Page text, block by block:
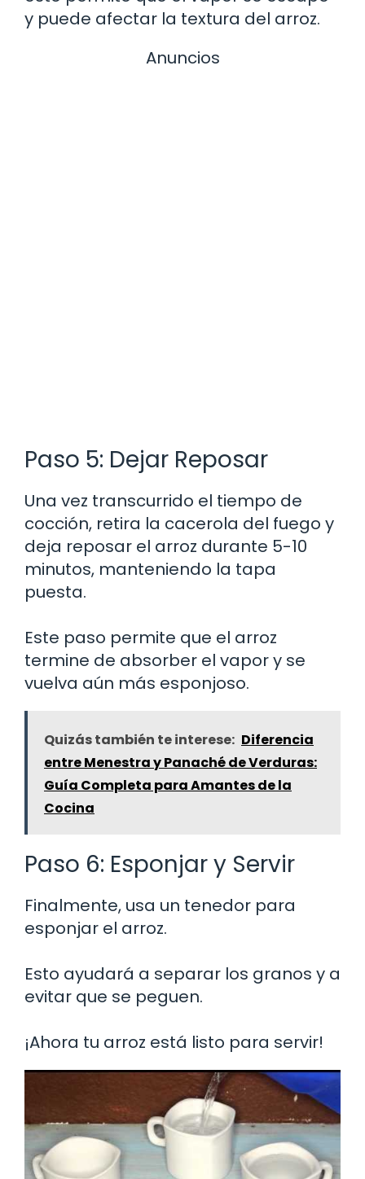
y puede afectar la textura del arroz.
Anuncios
Paso 5: Dejar Reposar
Una vez transcurrido el tiempo de
cocción, retira la cacerola del fuego y
deja reposar el arroz durante 5-10
minutos, manteniendo la tapa
puesta.
Este paso permite que el arroz
termine de absorber el vapor y se
vuelva aún más esponjoso.
Quizás también te interese: Diferencia
entre Menestra y Panaché de Verduras:
Guía Completa para Amantes de la
Cocina
Paso 6: Esponjar y Servir
Finalmente, usa un tenedor para
esponjar el arroz.
Esto ayudará a separar los granos y a
evitar que se peguen.
¡Ahora tu arroz está listo para servir!